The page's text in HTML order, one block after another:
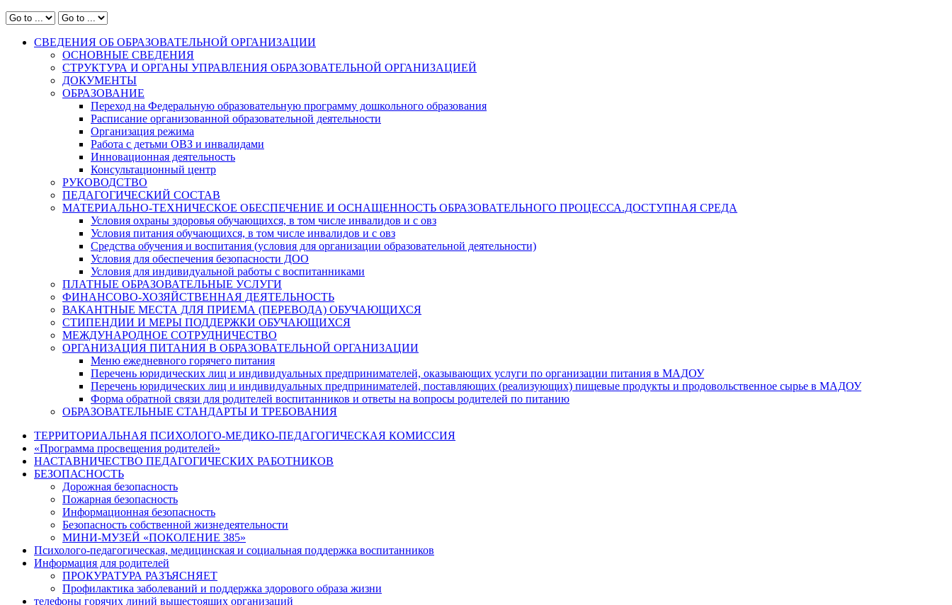
СВЕДЕНИЯ ОБ ОБРАЗОВАТЕЛЬНОЙ ОРГАНИЗАЦИИ
ОСНОВНЫЕ СВЕДЕНИЯ
СТРУКТУРА И ОРГАНЫ УПРАВЛЕНИЯ ОБРАЗОВАТЕЛЬНОЙ ОРГАНИЗАЦИЕЙ
ДОКУМЕНТЫ
ОБРАЗОВАНИЕ
Переход на Федеральную образовательную программу дошкольного образования
Расписание организованной образовательной деятельности
Организация режима
Работа с детьми ОВЗ и инвалидами
Инновационная деятельность
Консультационный центр
РУКОВОДСТВО
ПЕДАГОГИЧЕСКИЙ СОСТАВ
МАТЕРИАЛЬНО-ТЕХНИЧЕСКОЕ ОБЕСПЕЧЕНИЕ И ОСНАЩЕННОСТЬ ОБРАЗОВАТЕЛЬНОГО ПРОЦЕССА.ДОСТУПНАЯ СРЕДА
Условия охраны здоровья обучающихся, в том числе инвалидов и с овз
Условия питания обучающихся, в том числе инвалидов и с овз
Средства обучения и воспитания (условия для организации образовательной деятельности)
Условия для обеспечения безопасности ДОО
Условия для индивидуальной работы с воспитанниками
ПЛАТНЫЕ ОБРАЗОВАТЕЛЬНЫЕ УСЛУГИ
ФИНАНСОВО-ХОЗЯЙСТВЕННАЯ ДЕЯТЕЛЬНОСТЬ
ВАКАНТНЫЕ МЕСТА ДЛЯ ПРИЕМА (ПЕРЕВОДА) ОБУЧАЮЩИХСЯ
СТИПЕНДИИ И МЕРЫ ПОДДЕРЖКИ ОБУЧАЮЩИХСЯ
МЕЖДУНАРОДНОЕ СОТРУДНИЧЕСТВО
ОРГАНИЗАЦИЯ ПИТАНИЯ В ОБРАЗОВАТЕЛЬНОЙ ОРГАНИЗАЦИИ
Меню ежедневного горячего питания
Перечень юридических лиц и индивидуальных предпринимателей, оказывающих услуги по организации питания в МАДОУ
Перечень юридических лиц и индивидуальных предпринимателей, поставляющих (реализующих) пищевые продукты и продовольственное сырье в МАДОУ
Форма обратной связи для родителей воспитанников и ответы на вопросы родителей по питанию
ОБРАЗОВАТЕЛЬНЫЕ СТАНДАРТЫ И ТРЕБОВАНИЯ
ТЕРРИТОРИАЛЬНАЯ ПСИХОЛОГО-МЕДИКО-ПЕДАГОГИЧЕСКАЯ КОМИССИЯ
«Программа просвещения родителей»
НАСТАВНИЧЕСТВО ПЕДАГОГИЧЕСКИХ РАБОТНИКОВ
БЕЗОПАСНОСТЬ
Дорожная безопасность
Пожарная безопасность
Информационная безопасность
Безопасность собственной жизнедеятельности
МИНИ-МУЗЕЙ «ПОКОЛЕНИЕ 385»
Психолого-педагогическая, медицинская и социальная поддержка воспитанников
Информация для родителей
ПРОКУРАТУРА РАЗЪЯСНЯЕТ
Профилактика заболеваний и поддержка здорового образа жизни
телефоны горячих линий вышестоящих организаций